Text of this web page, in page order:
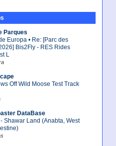
Parques
Europa • Re: [Parc des
Bis2Fly - RES Rides
L
Off Wild Moose Test Track
DataBase
Shawar Land (Anabta, West